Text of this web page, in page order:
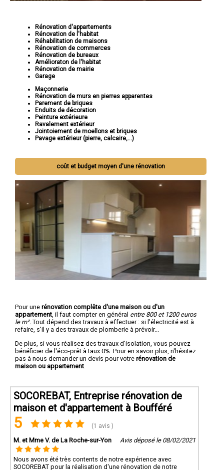
Rénovation d'appartements
Rénovation de l'habitat
Réhabilitation de maisons
Rénovation de commerces
Rénovation de bureaux
Amélioraton de l'habitat
Rénovation de mairie
Garage
Maçonnerie
Rénovation de murs en pierres apparentes
Parement de briques
Enduits de décoration
Peinture extérieure
Ravalement extérieur
Jointoiement de moellons et briques
Pavage extérieur (pierre, calcaire,...)
coût et budget moyen d'une rénovation
Pour une rénovation complête d'une maison ou d'un
appartement , il faut compter en général entre 800 et 1200 euros
le m². Tout dépend des travaux à effectuer : si l'électricité est à
refaire, s'il y a des travaux de plomberie à prévoir...
De plus, si vous réalisez des travaux d'isolation, vous pouvez
bénéficier de l'éco-prêt à taux 0%. Pour en savoir plus, n'hésitez
pas à nous demander un devis pour votre rénovation de
maison ou appartement
SOCOREBAT, Entreprise rénovation de
maison et d'appartement à Boufféré
5 (1 avis )
M. et Mme V. de La Roche-sur-Yon Avis déposé le 08/02/2021
Nous avons été très contents de notre expérience avec
SOCOREBAT pour la réalisation d'une rénovation de notre